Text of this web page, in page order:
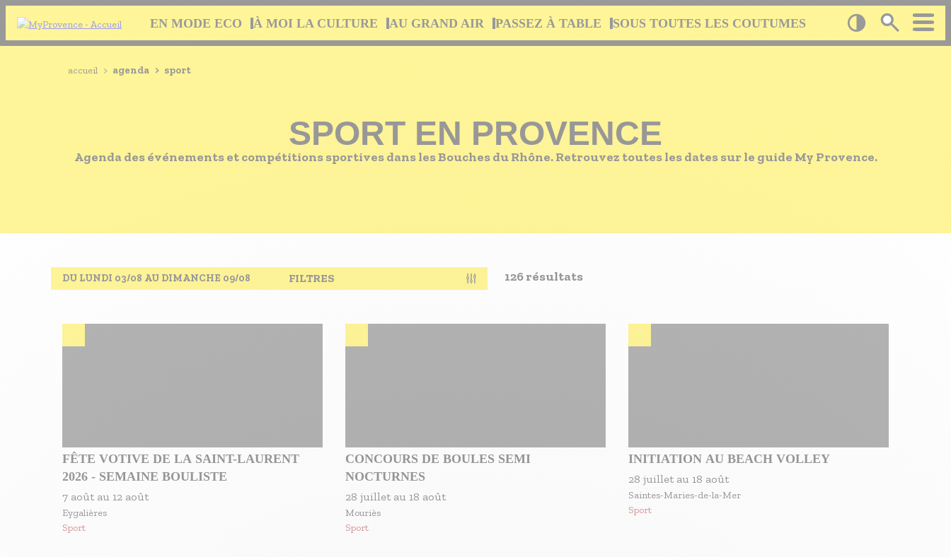
Aller
NavigationEN MODE ECO À MOI LA CULTURE AU GRAND AIR PASSEZ À TABLE SOUS TOUTES LES COUTUMES
EN MODE ECO
SOUS TOUTES LES COUTUMES
LES GUIDES TOURISTIQUES
LES OFFRES MYPROVENCE
Fil
accueil > agenda > sport
SPORT EN PROVENCE
Agenda des événements et compétitions sportives dans les Bouches du Rhône. Retrouvez toutes les dates sur le guide My Provence.
DU LUNDI 03/08 AU DIMANCHE 09/08 FILTRES 126 résultats
FÊTE VOTIVE DE LA SAINT-LAURENT
2026 - SEMAINE BOULISTE
7 août au 12 août
Eygalières
Sport
CONCOURS DE BOULES SEMI
NOCTURNES
28 juillet au 18 août
Mouriès
Sport
INITIATION AU BEACH VOLLEY
28 juillet au 18 août
Saintes-Maries-de-la-Mer
Sport